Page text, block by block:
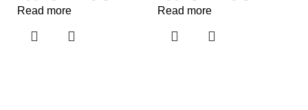
Read more
Read more